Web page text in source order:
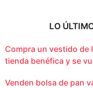
LO
Compra un vestido de
tienda benéfica y se
Venden bolsa de pan